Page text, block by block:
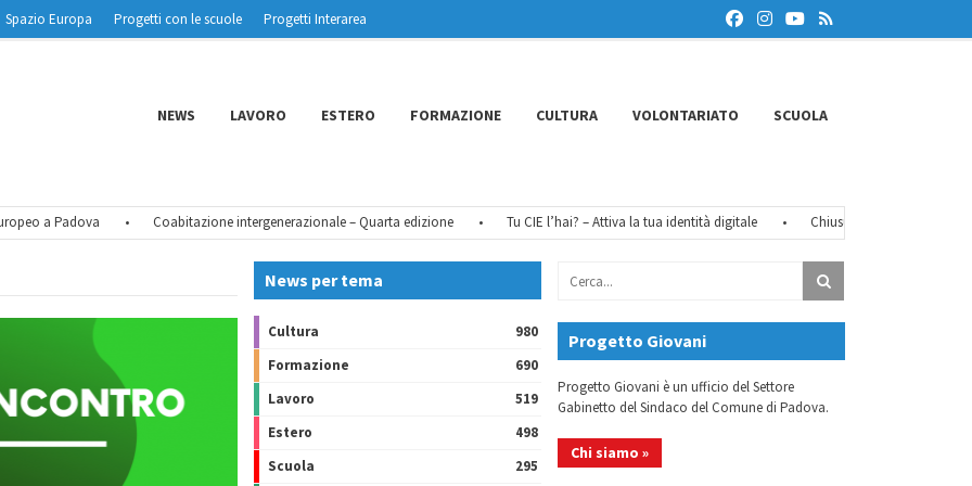
Spazio Europa Progetti con le scuole
Progetti Interarea
NEWS LAVORO ESTERO FORMAZIONE CULTURA VOLONTARIATO SCUOLA
a Padova • Coabitazione intergenerazionale – Quarta edizione • Tu CIE l’hai? – Attiva la tua identità digitale • Chiusure estive 2026
News per tema
Cultura
980
Formazione
690
Lavoro
519
Estero
498
Scuola
295
Progetto Giovani
Progetto Giovani è un ufficio del Settore
Gabinetto del Sindaco del Comune di Padova.
Chi siamo »